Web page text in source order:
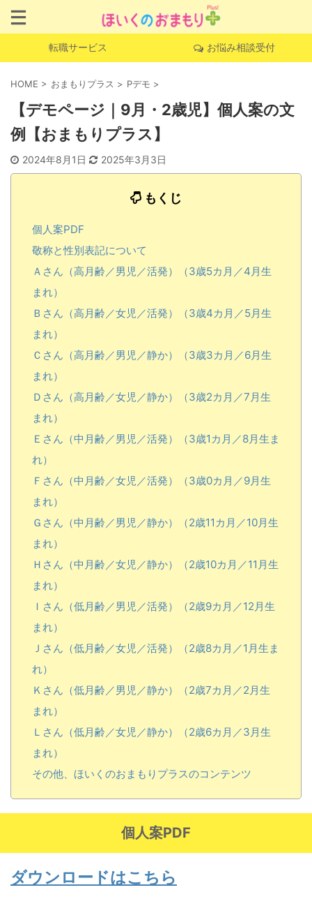
転職サービス お悩み相談受付
HOME > おまもりプラス > Pデモ >
【デモページ｜9月・2歳児】個人案の文
例【おまもりプラス】
2024年8月1日 2025年3月3日
もくじ
個人案PDF
敬称と性別表記について
Ａさん（高月齢／男児／活発）（3歳5カ月／4月生
まれ）
Ｂさん（高月齢／女児／活発）（3歳4カ月／5月生
まれ）
Ｃさん（高月齢／男児／静か）（3歳3カ月／6月生
まれ）
Ｄさん（高月齢／女児／静か）（3歳2カ月／7月生
まれ）
Ｅさん（中月齢／男児／活発）（3歳1カ月／8月生ま
れ）
Ｆさん（中月齢／女児／活発）（3歳0カ月／9月生
まれ）
Ｇさん（中月齢／男児／静か）（2歳11カ月／10月生
まれ）
Ｈさん（中月齢／女児／静か）（2歳10カ月／11月生
まれ）
Ｉさん（低月齢／男児／活発）（2歳9カ月／12月生
まれ）
Ｊさん（低月齢／女児／活発）（2歳8カ月／1月生ま
れ）
Ｋさん（低月齢／男児／静か）（2歳7カ月／2月生
まれ）
Ｌさん（低月齢／女児／静か）（2歳6カ月／3月生
まれ）
その他、ほいくのおまもりプラスのコンテンツ
個人案PDF
ダウンロードはこちら